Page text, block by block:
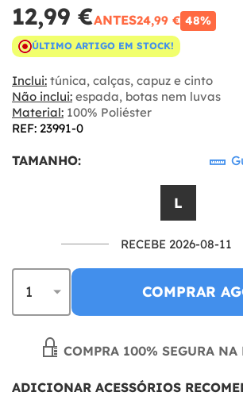
12,99 €ANTES24,99 € 48%
ÚLTIMO ARTIGO EM STOCK!
Inclui: túnica, calças, capuz e cinto
Não inclui: espada, botas nem luvas
Material: 100% Poliéster
REF: 23991-0
TAMANHO:
L
RECEBE 2026-08-11
COMPRAR
COMPRA 100% SEGURA
ADICIONAR ACESSÓRIOS